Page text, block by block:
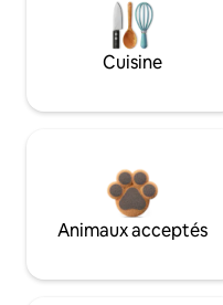
Cuisine
Animaux acceptés